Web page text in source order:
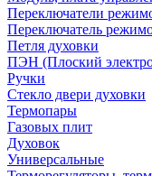
Переключатели
Переключатель
Петля духовки
ПЭН (Плоский
Ручки
Стекло двери духовки
Термопары
Газовых плит
Духовок
Универсальные